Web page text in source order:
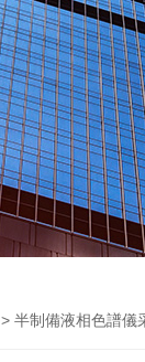
> 半制備液相色譜儀